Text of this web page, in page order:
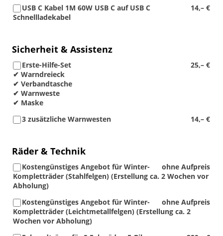
14,– €
USB C Kabel 1M 60W USB C auf USB C
Schnellladekabel
Sicherheit & Assistenz
25,– €
Erste-Hilfe-Set
✔ Warndreieck
✔ Verbandtasche
✔ Warnweste
✔ Maske
14,– €
3 zusätzliche Warnwesten
Räder & Technik
ohne Aufpreis
Kostengünstiges Angebot für Winter-
Kompletträder (Stahlfelgen) (Erstellung ca. 2 Wochen vor
Abholung)
ohne Aufpreis
Kostengünstiges Angebot für Winter-
Kompletträder (Leichtmetallfelgen) (Erstellung ca. 2
Wochen vor Abholung)